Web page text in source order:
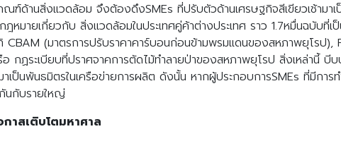
ฑ์ด้านสิ่งแวดล้อม จึงต้องดึงSMEs ที่ปรับตัวด้านเศรษฐกิจสีเขียวเช้ามา
หมายเกี่ยวกับ สิ่งแวดล้อมในประเทศคู่ค้าต่างประเทศ ราว 1.7หมื่นฉบับที่
CBAM (มาตรการปรับราคาคาร์บอนก่อนข้ามพรมแดนของสหภาพยุโร
กฏระเบียบที่ปราศจาคการตัดไม้ทำลายป่าของสหภาพยุโรป สิ่งเหล่านี้
เป็นพันธมิตรในเครือข่ายการผลิต ดังนั้น หากผู้ประกอบการSMEs ที่มีกา
นกับรายใหญ่
าสเติบโตมหาศาล